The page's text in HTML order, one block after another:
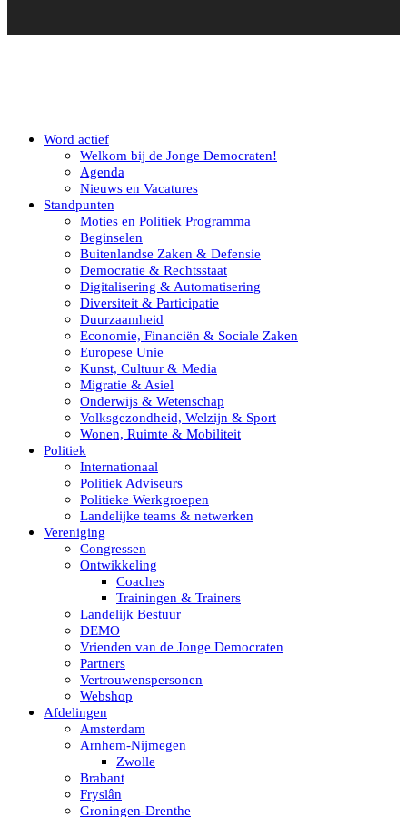
Word actief
Welkom bij de Jonge Democraten!
Agenda
Nieuws en Vacatures
Standpunten
Moties en Politiek Programma
Beginselen
Buitenlandse Zaken & Defensie
Democratie & Rechtsstaat
Digitalisering & Automatisering
Diversiteit & Participatie
Duurzaamheid
Economie, Financiën & Sociale Zaken
Europese Unie
Kunst, Cultuur & Media
Migratie & Asiel
Onderwijs & Wetenschap
Volksgezondheid, Welzijn & Sport
Wonen, Ruimte & Mobiliteit
Politiek
Internationaal
Politiek Adviseurs
Politieke Werkgroepen
Landelijke teams & netwerken
Vereniging
Congressen
Ontwikkeling
Coaches
Trainingen & Trainers
Landelijk Bestuur
DEMO
Vrienden van de Jonge Democraten
Partners
Vertrouwenspersonen
Webshop
Afdelingen
Amsterdam
Arnhem-Nijmegen
Zwolle
Brabant
Fryslân
Groningen-Drenthe